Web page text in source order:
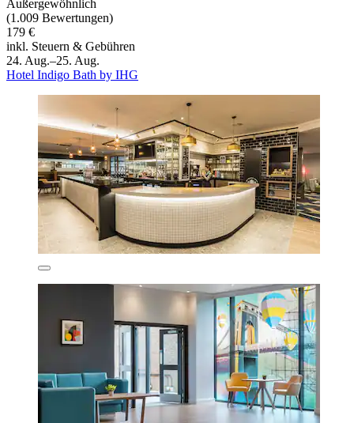
Außergewöhnlich
(1.009 Bewertungen)
179 €
inkl. Steuern & Gebühren
24. Aug.–25. Aug.
Hotel Indigo Bath by IHG